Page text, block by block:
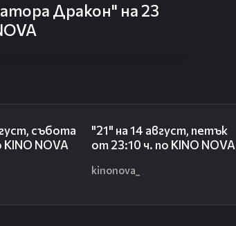
Дракон" на 23
събота
NOVA
"21" на 14 август, петък
от 23:10 ч. по KINO NOVA
kinonova_